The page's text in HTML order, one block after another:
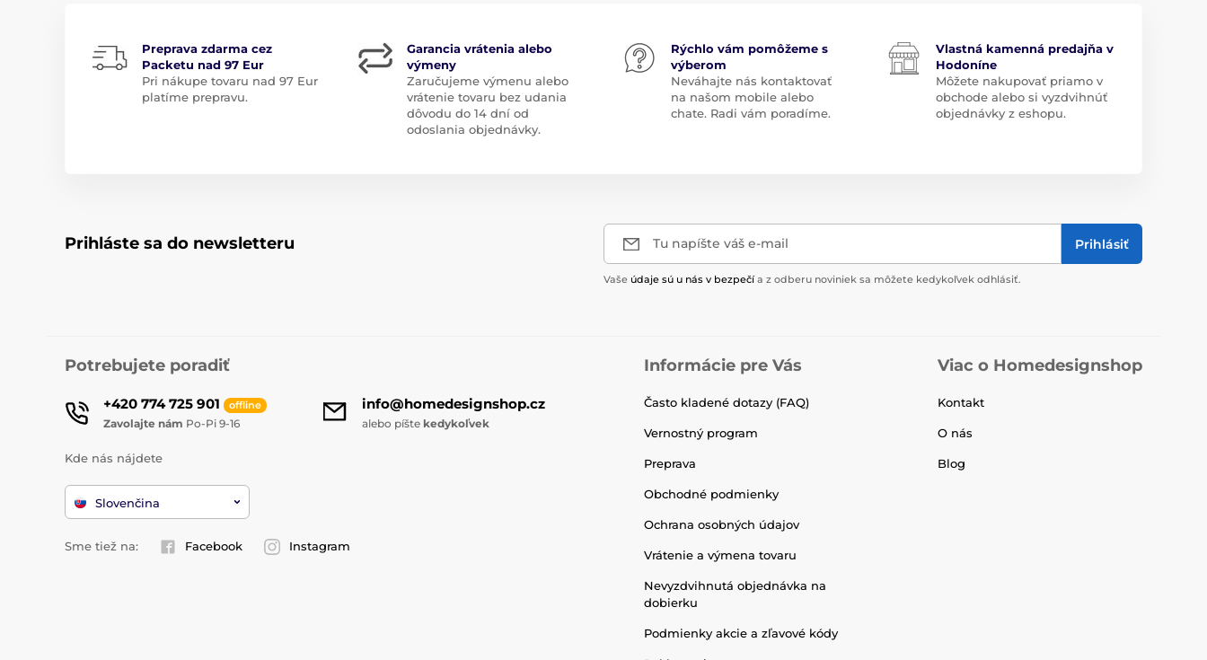
Preprava zdarma cez
Packetu nad 97 Eur
Pri nákupe tovaru nad 97 Eur
platíme prepravu.
Garancia vrátenia alebo
výmeny
Zaručujeme výmenu alebo
vrátenie tovaru bez udania
dôvodu do 14 dní od
odoslania objednávky.
Rýchlo vám pomôžeme s
výberom
Neváhajte nás kontaktovať
na našom mobile alebo
chate. Radi vám poradíme.
Vlastná kamenná predajňa v
Hodoníne
Môžete nakupovať priamo v
obchode alebo si vyzdvihnúť
objednávky z eshopu.
Prihláste sa do newsletteru Tu napíšte váš e-mail Prihlásiť
Vaše údaje sú u nás v bezpečí a z odberu noviniek sa môžete kedykoľvek odhlásiť.
Potrebujete poradiť
+420 774 725 901 offline
Zavolajte nám Po-Pi 9-16
info@homedesignshop.cz
alebo píšte kedykoľvek
Kde nás nájdete
Slovenčina
Sme tiež na: Facebook Instagram
Informácie pre Vás
Často kladené dotazy (FAQ)
Vernostný program
Preprava
Obchodné podmienky
Ochrana osobných údajov
Vrátenie a výmena tovaru
Nevyzdvihnutá objednávka na
dobierku
Podmienky akcie a zľavové kódy
Viac o Homedesignshop
Kontakt
O nás
Blog